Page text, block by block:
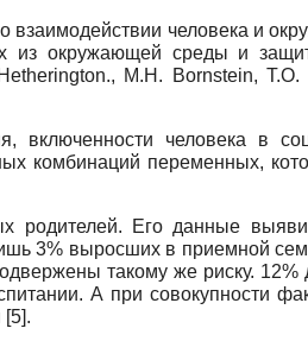
взаимодействии человека и
из окружающей среды и
M.H. Bornstein,
включенности человека в
комбинаций переменных,
родителей. Его данные
3% выросших в приемной
такому же риску. 12%
А при совокупности